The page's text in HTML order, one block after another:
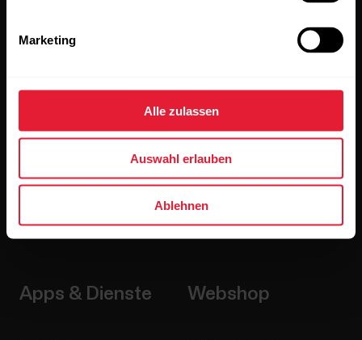
Marketing
Alle zulassen
Auswahl erlauben
Ablehnen
Accessoires Polar for Business
Jobs
Media Room
Softwareversionen
Apps & Dienste Webshop